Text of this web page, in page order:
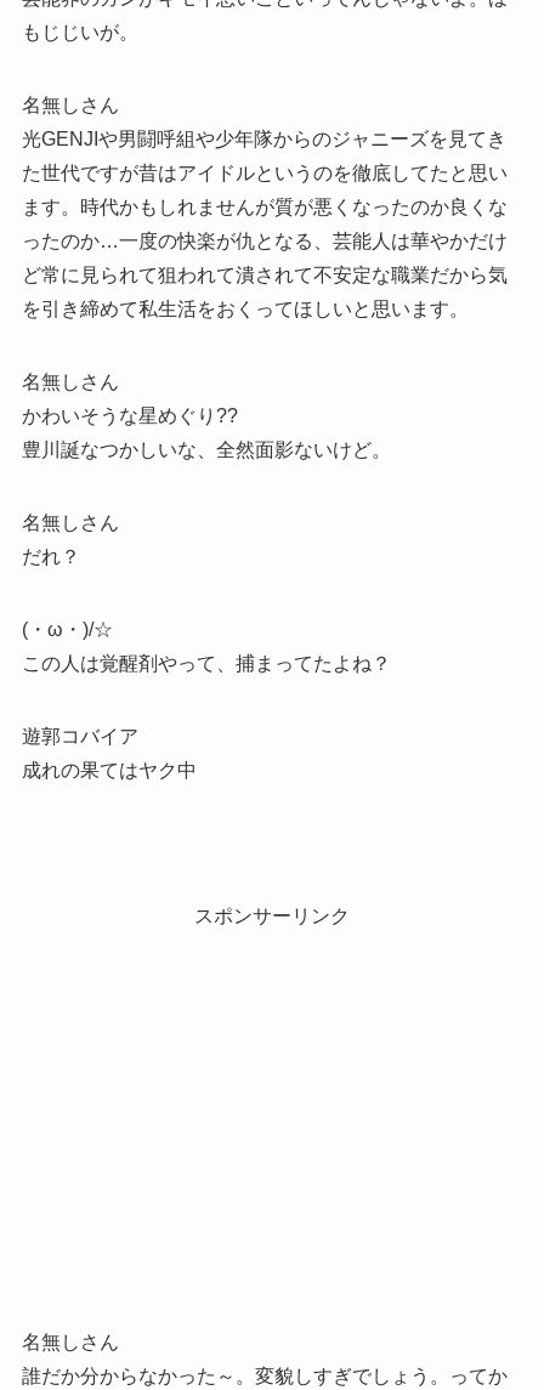
もじじいが。
名無しさん
光GENJIや男闘呼組や少年隊からのジャニーズを見てき
た世代ですが昔はアイドルというのを徹底してたと思い
ます。時代かもしれませんが質が悪くなったのか良くな
ったのか…一度の快楽が仇となる、芸能人は華やかだけ
ど常に見られて狙われて潰されて不安定な職業だから気
を引き締めて私生活をおくってほしいと思います。
名無しさん
かわいそうな星めぐり??
豊川誕なつかしいな、全然面影ないけど。
名無しさん
だれ？
(・ω・)/☆
この人は覚醒剤やって、捕まってたよね？
遊郭コバイア
成れの果てはヤク中
スポンサーリンク
名無しさん
誰だか分からなかった～。変貌しすぎでしょう。ってか